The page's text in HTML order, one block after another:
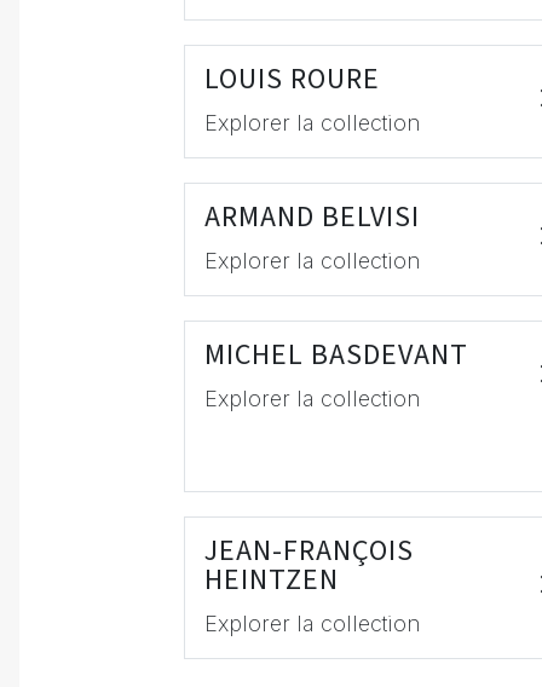
LOUIS ROURE
Explorer la collection
ARMAND BELVISI
Explorer la collection
MICHEL BASDEVANT
Explorer la collection
JEAN-FRANÇOIS
HEINTZEN
Explorer la collection